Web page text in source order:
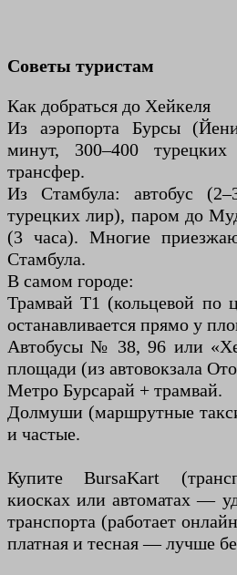
Советы туристам
Как добраться до Хейкеля
Из аэропорта Бурсы
минут, 300–400
трансфер.
Из Стамбула: автобус
турецких лир), паром до
(3 часа). Многие
Стамбула.
В самом городе:
Трамвай Т1 (кольцевой по
останавливается прямо у
Автобусы № 38, 96 или
площади (из автовокзала
Метро Бурсарай + трамвай.
Долмуши (маршрутные
и частые.
Купите BursaKart
киосках или автоматах —
транспорта (работает
платная и тесная — лучше